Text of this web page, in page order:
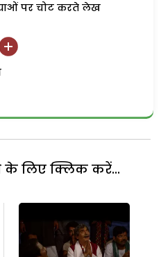
पर चोट करते लेख
के लिए क्लिक करें...